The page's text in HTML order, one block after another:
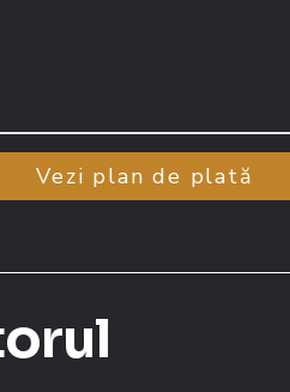
Vezi plan de plată